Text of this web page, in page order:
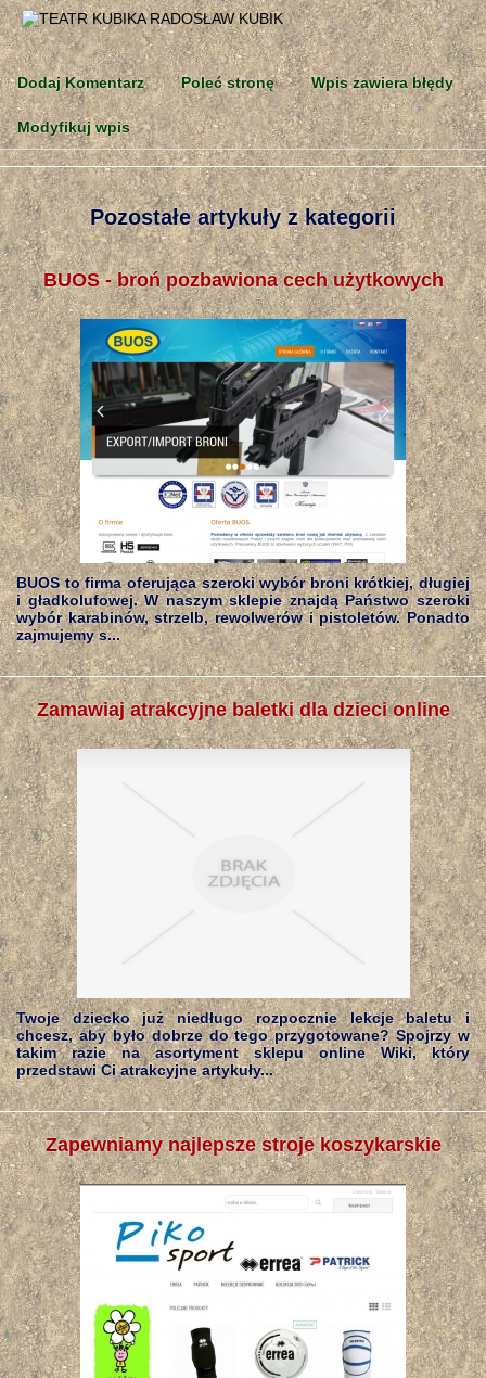
Dodaj Komentarz Poleć stronę Wpis zawiera błędy
Modyfikuj wpis
Pozostałe artykuły z kategorii
BUOS - broń pozbawiona cech użytkowych
BUOS to firma oferująca szeroki wybór broni krótkiej, długiej
i gładkolufowej. W naszym sklepie znajdą Państwo szeroki
wybór karabinów, strzelb, rewolwerów i pistoletów. Ponadto
zajmujemy s...
Zamawiaj atrakcyjne baletki dla dzieci online
Twoje dziecko już niedługo rozpocznie lekcje baletu i
chcesz, aby było dobrze do tego przygotowane? Spojrzy w
takim razie na asortyment sklepu online Wiki, który
przedstawi Ci atrakcyjne artykuły...
Zapewniamy najlepsze stroje koszykarskie